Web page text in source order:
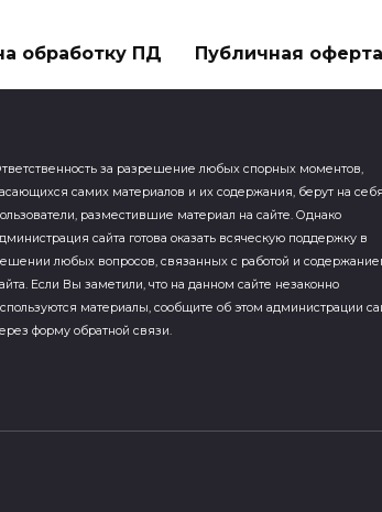
обработку ПД Публичная оферта
за разрешение любых спорных моментов,
самих материалов и их содержания, берут на
разместившие материал на сайте. Однако
сайта готова оказать всяческую поддержку в
любых вопросов, связанных с работой и
Если Вы заметили, что на данном сайте незаконно
материалы, сообщите об этом администрации
форму обратной связи.